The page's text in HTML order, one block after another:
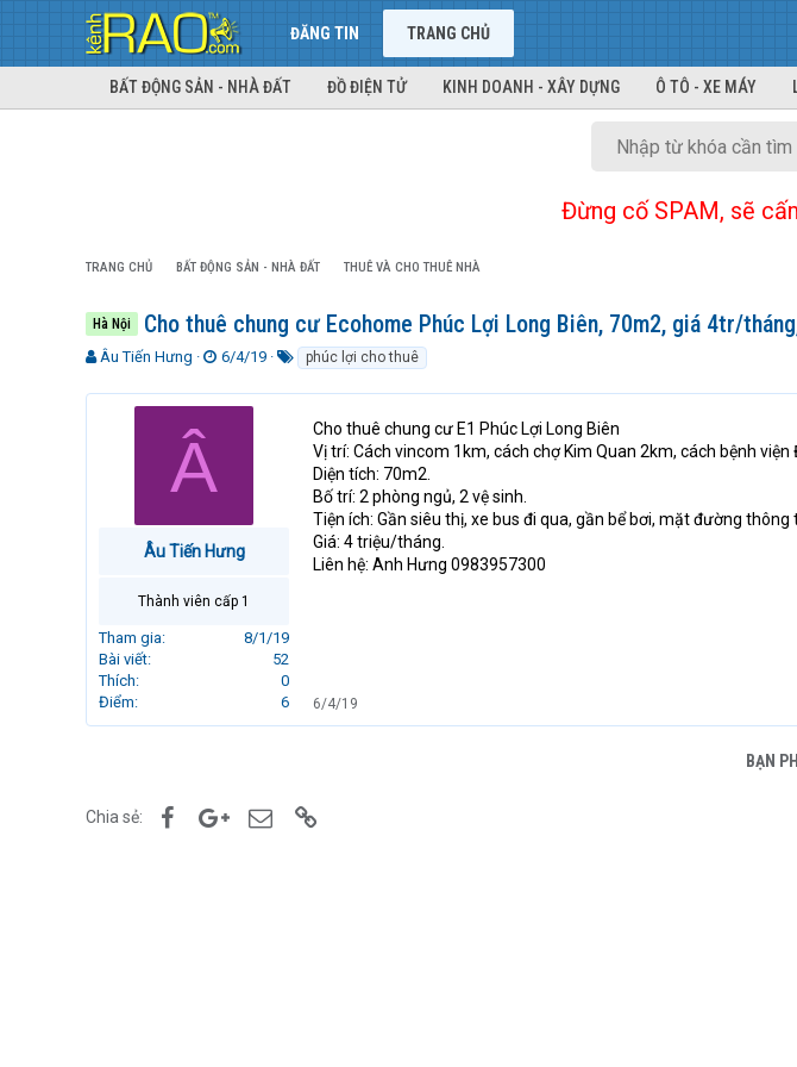
ĐĂNG TIN TRANG CHỦ
BẤT ĐỘNG SẢN - NHÀ ĐẤT ĐỒ ĐIỆN TỬ KINH DOANH - XÂY DỰNG Ô TÔ - XE MÁY
Đừng cố SPAM, sẽ
TRANG CHỦ BẤT ĐỘNG SẢN - NHÀ ĐẤT THUÊ VÀ CHO THUÊ NHÀ
Hà Nội Cho thuê chung cư Ecohome Phúc Lợi Long Biên, 70m2, giá 4tr/
T
r
Âu Tiến Hưng
N
à
6/4/19
k
phúc lợi cho thuê
Â
Âu Tiến Hưng
Thành viên cấp 1
Tham gia
8/1/19
Bài viết
52
Thích
0
Điểm
6
Cho thuê chung cư E1 Phúc Lợi Long Biên
Vị trí: Cách vincom 1km, cách chợ Kim Quan 2km, cách bệnh
Diện tích: 70m2.
Bố trí: 2 phòng ngủ, 2 vệ sinh.
Tiện ích: Gần siêu thị, xe bus đi qua, gần bể bơi, mặt đường thông
Giá: 4 triệu/tháng.
Liên hệ: Anh Hưng 0983957300
6/4/19
BẠN
Chia sẻ: FacebookGoogle+Email